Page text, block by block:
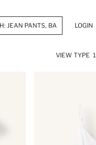
LOGIN
VIEW TYPE 1